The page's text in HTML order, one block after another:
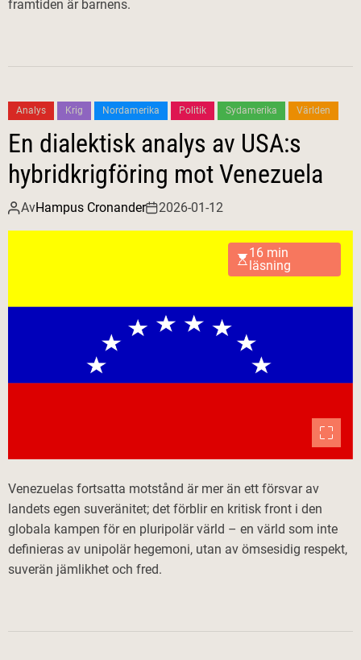
framtiden är barnens.
Analys Krig Nordamerika Politik Sydamerika Världen
En dialektisk analys av USA:s
hybridkrigföring mot Venezuela
AvHampus Cronander 2026-01-12
16 min
läsning
Venezuelas fortsatta motstånd är mer än ett försvar av
landets egen suveränitet; det förblir en kritisk front i den
globala kampen för en pluripolär värld – en värld som inte
definieras av unipolär hegemoni, utan av ömsesidig respekt,
suverän jämlikhet och fred.